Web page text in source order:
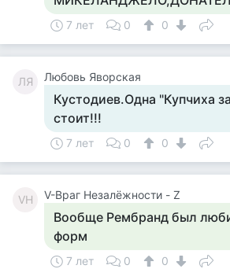
7 лет 0 0
ЛЯ Любовь Яворская
Кустодиев.Одна "Купчиха
стоит!!!
7 лет 0 0
VН V-Враг Незалёжности - Z
Вообще Рембранд был
форм
7 лет 0 0